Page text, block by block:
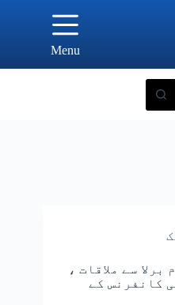
Menu
سے ملاقات ،
کانفرنس کے